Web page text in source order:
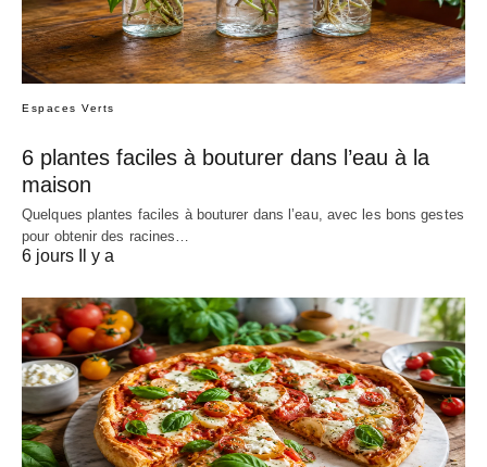
Espaces Verts
6 plantes faciles à bouturer dans l’eau à la
maison
Quelques plantes faciles à bouturer dans l’eau, avec les bons gestes
pour obtenir des racines…
6 jours Il y a